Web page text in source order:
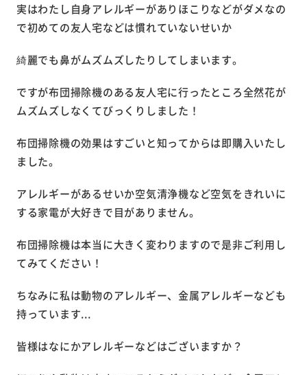
実はわたし自身アレルギーがありほこりなどがダメなの
で初めての友人宅などは慣れていないせいか
綺麗でも鼻がムズムズしたりしてしまいます。
ですが布団掃除機のある友人宅に行ったところ全然花が
ムズムズしなくてびっくりしました！
布団掃除機の効果はすごいと知ってからは即購入いたし
ました。
アレルギーがあるせいか空気清浄機など空気をきれいに
する家電が大好きで目がありません。
布団掃除機は本当に大きく変わりますので是非ご利用し
てみてください！
ちなみに私は動物のアレルギー、金属アレルギーなども
持っています...
皆様はなにかアレルギーなどはございますか？